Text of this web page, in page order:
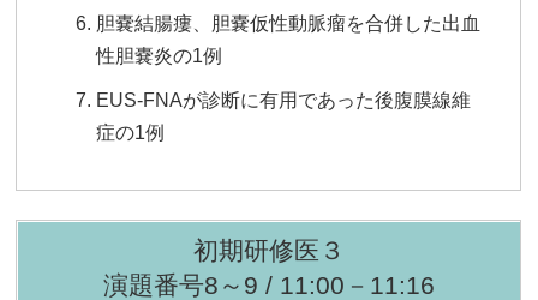
胆嚢結腸瘻、胆嚢仮性動脈瘤を合併した出血
性胆嚢炎の1例
EUS-FNAが診断に有用であった後腹膜線維
症の1例
初期研修医３
演題番号8～9 / 11:00－11:16